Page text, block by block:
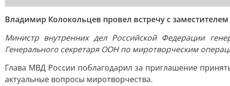
Владимир Колокольцев провел встречу с
Министр внутренних дел Российской Федерации
Генерального секретаря ООН по миротворческим
Глава МВД России поблагодарил за приглашение
актуальные вопросы миротворчества.